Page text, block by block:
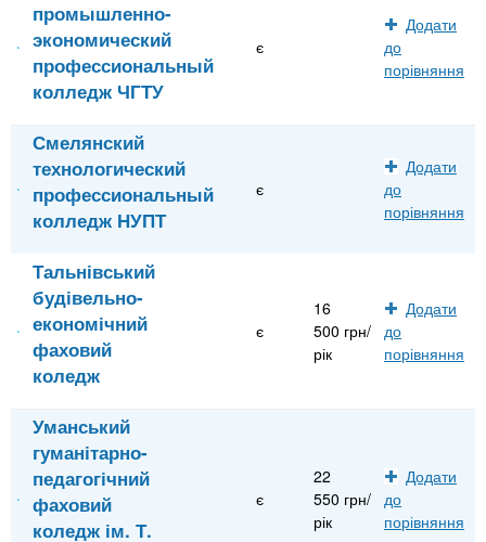
промышленно-
экономический
профессиональный
колледж ЧГТУ
є
Додати
до
порівняння
Смелянский
технологический
профессиональный
колледж НУПТ
є
Додати
до
порівняння
Тальнівський
будівельно-
економічний
фаховий
коледж
є
16
500 грн/
рік
Додати
до
порівняння
Уманський
гуманітарно-
педагогічний
фаховий
коледж ім. Т.
є
22
550 грн/
рік
Додати
до
порівняння